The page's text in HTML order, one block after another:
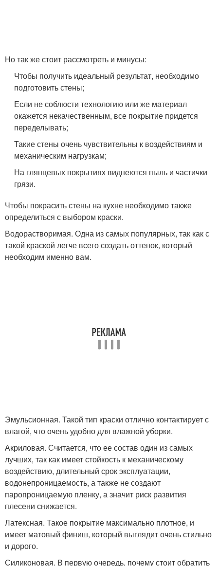
Но так же стоит рассмотреть и минусы:
Чтобы получить идеальный результат, необходимо
подготовить стены;
Если не соблюсти технологию или же материал
окажется некачественным, все покрытие придется
переделывать;
Такие стены очень чувствительны к воздействиям и
механическим нагрузкам;
На глянцевых покрытиях виднеются пыль и частички
грязи.
Чтобы покрасить стены на кухне необходимо также
определиться с выбором краски.
Водорастворимая. Одна из самых популярных, так как с
такой краской легче всего создать оттенок, который
необходим именно вам.
Эмульсионная. Такой тип краски отлично контактирует с
влагой, что очень удобно для влажной уборки.
Акриловая. Считается, что ее состав один из самых
лучших, так как имеет стойкость к механическому
воздействию, длительный срок эксплуатации,
водонепроницаемость, а также не создают
паропроницаемую пленку, а значит риск развития
плесени снижается.
Латексная. Такое покрытие максимально плотное, и
имеет матовый финиш, который выглядит очень стильно
и дорого.
Силиконовая. В первую очередь, почему стоит обратить